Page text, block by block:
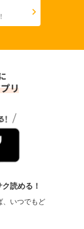
読める！
、いつでもど